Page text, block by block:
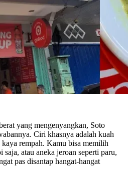
yang mengenyangkan, Soto
Ciri khasnya adalah kuah
rempah. Kamu bisa memilih
atau aneka jeroan seperti paru,
pas disantap hangat-hangat